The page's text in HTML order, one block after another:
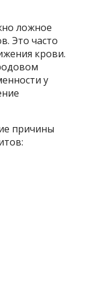
ложное
Это часто
крови.
у
причины